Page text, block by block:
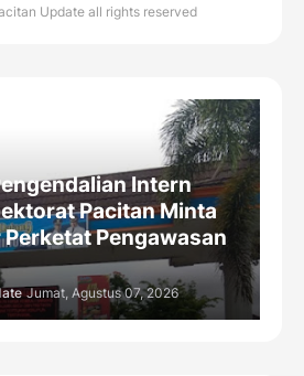
Update all rights reserved
Intern
Pacitan Minta
Pengawasan
Jumat, Agustus 07, 2026